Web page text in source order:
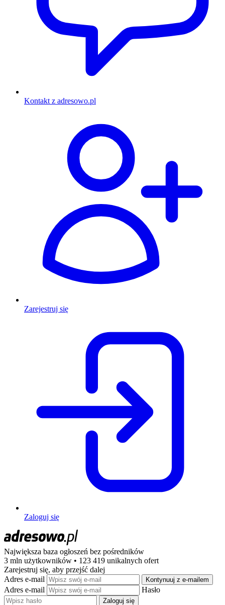
Kontakt z adresowo.pl
Zarejestruj się
Zaloguj się
Największa baza ogłoszeń bez pośredników
3 mln użytkowników • 123 419 unikalnych ofert
Zarejestruj się, aby przejść dalej
Adres e-mail
Kontynuuj z e-mailem
Adres e-mail Hasło
Zaloguj się